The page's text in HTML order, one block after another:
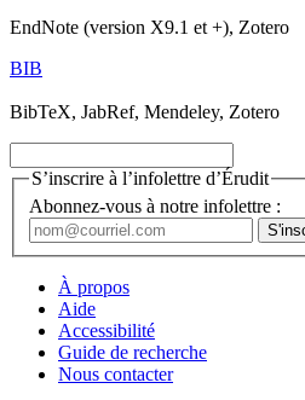
EndNote (version X9.1 et +), Zotero
BIB
BibTeX, JabRef, Mendeley, Zotero
S’inscrire à l’infolettre d’Érudit
Abonnez-vous à notre infolettre :
À propos
Aide
Accessibilité
Guide de recherche
Nous contacter